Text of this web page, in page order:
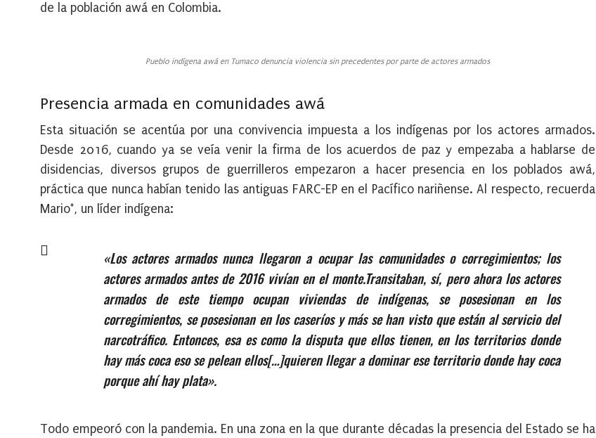
de la población awá en Colombia.
Pueblo indígena awá en Tumaco denuncia violencia sin precedentes por parte de actores armados
Presencia armada en comunidades awá
Esta situación se acentúa por una convivencia impuesta a los indígenas por los actores armados.
Desde 2016, cuando ya se veía venir la firma de los acuerdos de paz y empezaba a hablarse de
disidencias, diversos grupos de guerrilleros empezaron a hacer presencia en los poblados awá,
práctica que nunca habían tenido las antiguas FARC-EP en el Pacífico nariñense. Al respecto, recuerda
Mario*, un líder indígena:
«Los actores armados nunca llegaron a ocupar las comunidades o corregimientos; los
actores armados antes de 2016 vivían en el monte.Transitaban, sí, pero ahora los actores
armados de este tiempo ocupan viviendas de indígenas, se posesionan en los
corregimientos, se posesionan en los caseríos y más se han visto que están al servicio del
narcotráfico. Entonces, esa es como la disputa que ellos tienen, en los territorios donde
hay más coca eso se pelean ellos[…]quieren llegar a dominar ese territorio donde hay coca
porque ahí hay plata».
Todo empeoró con la pandemia. En una zona en la que durante décadas la presencia del Estado se ha